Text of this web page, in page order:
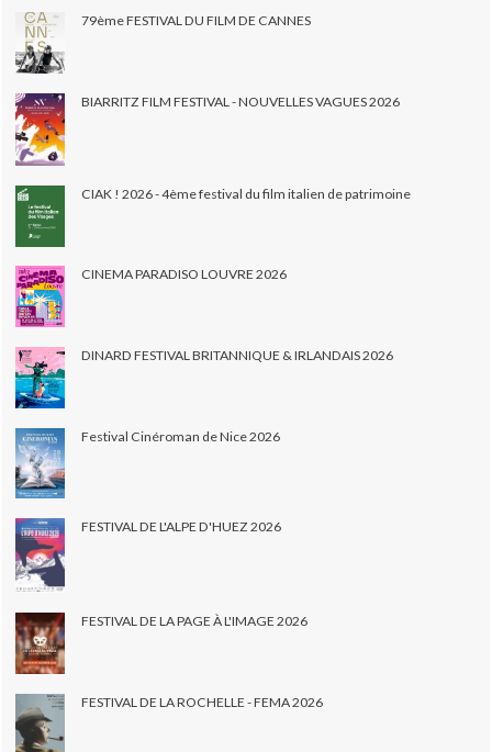
79ème FESTIVAL DU FILM DE CANNES
BIARRITZ FILM FESTIVAL - NOUVELLES VAGUES 2026
CIAK ! 2026 - 4ème festival du film italien de patrimoine
CINEMA PARADISO LOUVRE 2026
DINARD FESTIVAL BRITANNIQUE & IRLANDAIS 2026
Festival Cinéroman de Nice 2026
FESTIVAL DE L'ALPE D'HUEZ 2026
FESTIVAL DE LA PAGE À L'IMAGE 2026
FESTIVAL DE LA ROCHELLE - FEMA 2026